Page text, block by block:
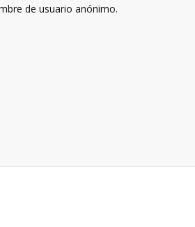
de usuario anónimo.